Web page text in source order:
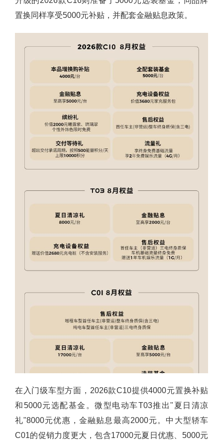
置换同样享受5000元补贴，并配套金融贴息政策。
在入门级车型方面，2026款C10提供4000元置换补贴
和5000元选配基金。微型电动车T03推出"夏日清凉
礼"8000元优惠，金融贴息最高2000元。中大型轿车
C01的促销力度更大，包含17000元夏日优惠、5000元